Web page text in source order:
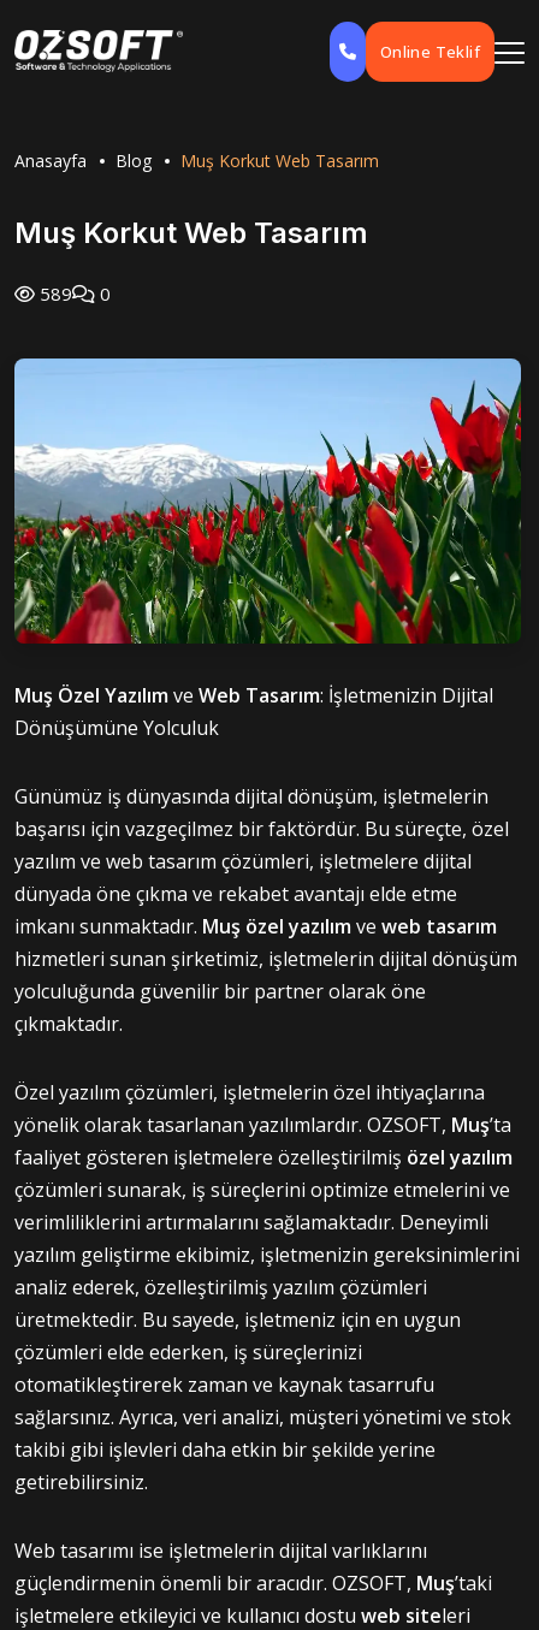
Online Teklif
Anasayfa Blog Muş Korkut Web Tasarım
Muş Korkut Web Tasarım
589 0
Muş Özel Yazılımve Web Tasarım: İşletmenizin Dijital
Dönüşümüne Yolculuk
Günümüz iş dünyasında dijital dönüşüm, işletmelerin
başarısı için vazgeçilmez bir faktördür. Bu süreçte, özel
yazılım ve web tasarım çözümleri, işletmelere dijital
dünyada öne çıkma ve rekabet avantajı elde etme
imkanı sunmaktadır. Muş özel yazılımve web tasarım
hizmetleri sunan şirketimiz, işletmelerin dijital dönüşüm
yolculuğunda güvenilir bir partner olarak öne
çıkmaktadır.
Özel yazılım çözümleri, işletmelerin özel ihtiyaçlarına
yönelik olarak tasarlanan yazılımlardır. OZSOFT, Muş’ta
faaliyet gösteren işletmelere özelleştirilmiş özel yazılım
çözümleri sunarak, iş süreçlerini optimize etmelerini ve
verimliliklerini artırmalarını sağlamaktadır. Deneyimli
yazılım geliştirme ekibimiz, işletmenizin gereksinimlerini
analiz ederek, özelleştirilmiş yazılım çözümleri
üretmektedir. Bu sayede, işletmeniz için en uygun
çözümleri elde ederken, iş süreçlerinizi
otomatikleştirerek zaman ve kaynak tasarrufu
sağlarsınız. Ayrıca, veri analizi, müşteri yönetimi ve stok
takibi gibi işlevleri daha etkin bir şekilde yerine
getirebilirsiniz.
Web tasarımı ise işletmelerin dijital varlıklarını
güçlendirmenin önemli bir aracıdır. OZSOFT, Muş’taki
işletmelere etkileyici ve kullanıcı dostu web siteleri